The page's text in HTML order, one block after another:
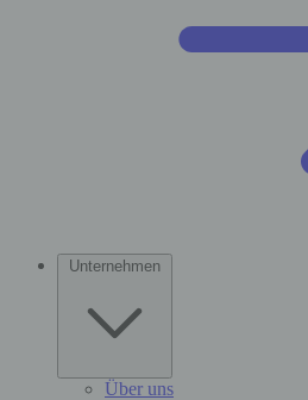
Unternehmen
Über uns